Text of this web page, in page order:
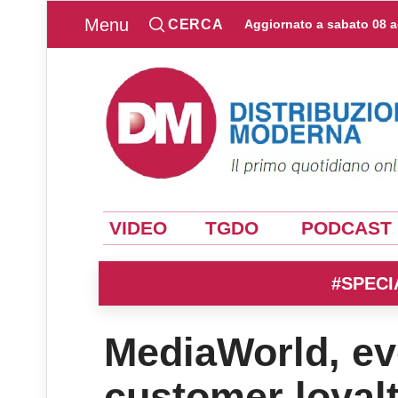
Menu CERCA Aggiornato a sabato 08
VIDEO TGDO PODCAST
MediaWorld,